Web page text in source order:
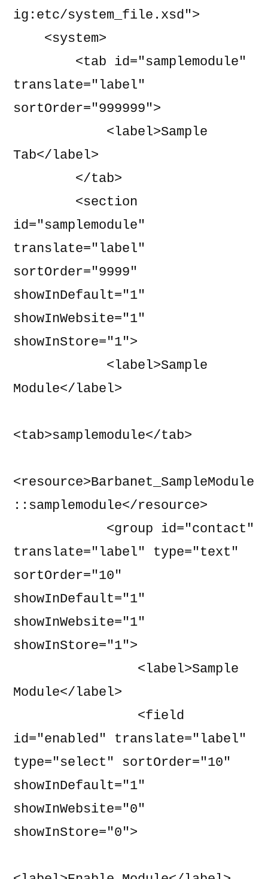
ig:etc/system_file.xsd">
translate="label"
sortOrder="999999">
Tab</label>
id="samplemodule"
translate="label"
sortOrder="9999"
showInDefault="1"
showInWebsite="1"
showInStore="1">
Module</label>
<tab>samplemodule</tab>
<resource>Barbanet_SampleModule
::samplemodule</resource>
translate="label" type="text"
sortOrder="10"
showInDefault="1"
showInWebsite="1"
showInStore="1">
Module</label>
id="enabled" translate="label"
type="select" sortOrder="10"
showInDefault="1"
showInWebsite="0"
showInStore="0">